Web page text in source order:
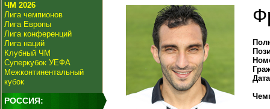
ЧМ 2026
Лига чемпионов
Лига Европы
Лига конференций
Лига наций
Клубный ЧМ
Суперкубок УЕФА
Межконтинентальный
кубок
РОССИЯ: